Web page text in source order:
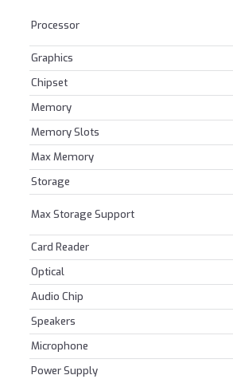
Processor
Graphics
Chipset
Memory
Memory Slots
Max Memory
Storage
Max Storage Support
Card Reader
Optical
Audio Chip
Speakers
Microphone
Power Supply